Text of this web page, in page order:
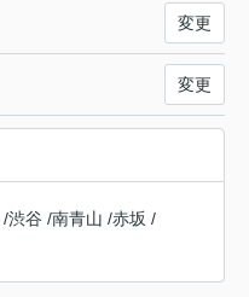
変更
変更
/渋谷 /南青山 /赤坂 /